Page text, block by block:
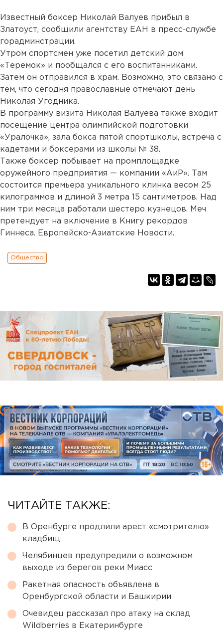
Известный боксер Николай Валуев прибыл в
Златоуст, сообщили агентству ЕАН в пресс-службе
горадминстрации.
Утром спортсмен уже посетил детский дом
«Теремок» и пообщался с его воспитанниками.
Затем он отправился в храм. Возможно, это связано с
тем, что сегодня православные отмечают день
Николая Угодника.
В программу визита Николая Валуева также входит
посещение центра олимпийской подготовки
«Уралочка», зала бокса пятой спортшколы, встреча с
кадетами и боксерами из школы № 38.
Также боксер побывает на промплощадке
оружейного предприятия — компании «АиР». Там
состоится премьера уникального клинка весом 25
килограммов и длиной 3 метра 15 сантиметров. Над
ним три месяца работали шестеро кузнецов. Меч
претендует на включение в Книгу рекордов
Гиннеса. Европейско-Азиатские Новости.
Общество
ЧИТАЙТЕ ТАКЖЕ:
В Оренбурге продлили арест «смотрителю»
кладбищ
Челябинцев предупредили о возможном
выходе из берегов реки Миасс
Ракетная опасность объявлена в
Оренбургской области и Башкирии
Очевидец рассказал про атаку на склад
Wildberries в Екатеринбурге